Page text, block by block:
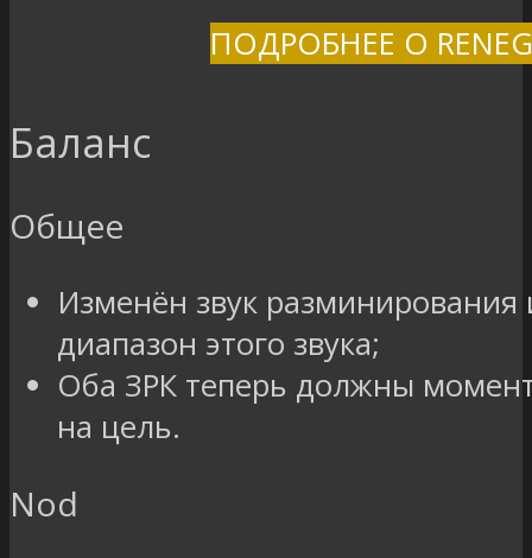
ПОДРОБНЕЕ О
Баланс
Общее
Изменён звук разминирования
диапазон этого звука;
Оба ЗРК теперь должны
на цель.
Nod